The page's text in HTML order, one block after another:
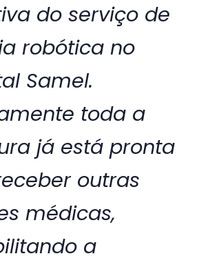
do serviço de
robótica no
Samel.
toda a
já está pronta
outras
médicas,
a